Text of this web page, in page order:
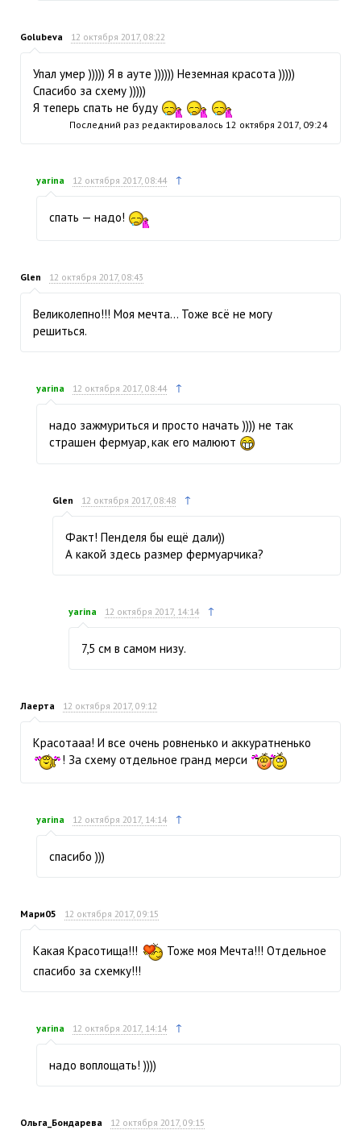
Golubeva 12 октября 2017, 08:22
Упал умер ))))) Я в ауте )))))) Неземная красота )))))
Спасибо за схему )))))
Я теперь спать не буду
Последний раз редактировалось 12 октября 2017, 09:24
yarina 12 октября 2017, 08:44 ↑
спать — надо!
Glen 12 октября 2017, 08:43
Великолепно!!! Моя мечта… Тоже всё не могу
решиться.
yarina 12 октября 2017, 08:44 ↑
надо зажмуриться и просто начать )))) не так
страшен фермуар, как его малюют
Glen 12 октября 2017, 08:48 ↑
Факт! Пенделя бы ещё дали))
А какой здесь размер фермуарчика?
yarina 12 октября 2017, 14:14 ↑
7,5 см в самом низу.
Лаерта 12 октября 2017, 09:12
Красотааа! И все очень ровненько и аккуратненько
! За схему отдельное гранд мерси
yarina 12 октября 2017, 14:14 ↑
спасибо )))
Мари05 12 октября 2017, 09:15
Какая Красотища!!!
Тоже моя Мечта!!! Отдельное
спасибо за схемку!!!
yarina 12 октября 2017, 14:14 ↑
надо воплощать! ))))
Ольга_Бондарева 12 октября 2017, 09:15